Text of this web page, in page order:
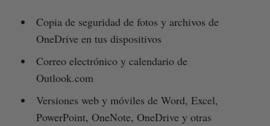
Copia de seguridad de fotos y archivos de
OneDrive en tus dispositivos
Correo electrónico y calendario de
Outlook.com
Versiones web y móviles de Word, Excel,
PowerPoint, OneNote, OneDrive y otras